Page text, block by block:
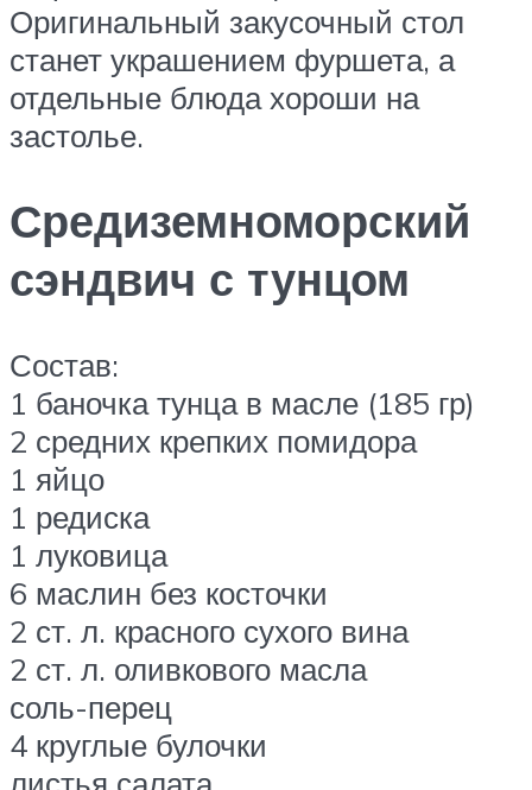
Оригинальный закусочный стол
станет украшением фуршета, а
отдельные блюда хороши на
застолье.
Средиземноморский
сэндвич с тунцом
Состав:
1 баночка тунца в масле (185 гр)
2 средних крепких помидора
1 яйцо
1 редиска
1 луковица
6 маслин без косточки
2 ст. л. красного сухого вина
2 ст. л. оливкового масла
соль-перец
4 круглые булочки